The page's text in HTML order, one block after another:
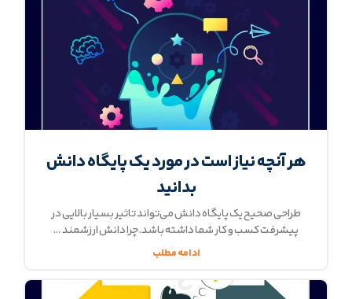
هر آنچه نیاز است در مورد یک پایگاه دانش
بدانید
طراحی صحیح یک پایگاه دانش می‌تواند تاثیر بسیار بالایی در
پیشرفت کسب و کار شما داشته باشد. چرا دانش ارزشمند
ادامه مطلب